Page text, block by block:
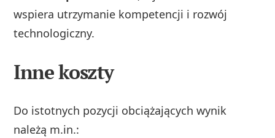
wspiera utrzymanie kompetencji i rozwój
technologiczny.
Inne koszty
Do istotnych pozycji obciążających wynik
należą m.in.: